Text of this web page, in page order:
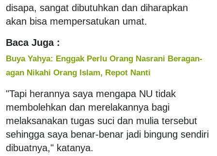
disapa, sangat dibutuhkan dan diharapkan
akan bisa mempersatukan umat.
Baca Juga :
Buya Yahya: Enggak Perlu Orang Nasrani Beragan-
agan Nikahi Orang Islam, Repot Nanti
"Tapi herannya saya mengapa NU tidak
membolehkan dan merelakannya bagi
melaksanakan tugas suci dan mulia tersebut
sehingga saya benar-benar jadi bingung sendiri
dibuatnya," katanya.